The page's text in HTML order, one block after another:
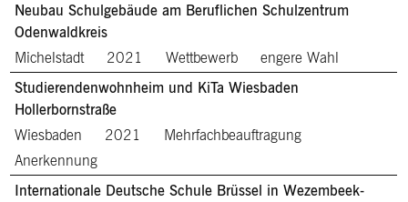
Neubau Schulgebäude am Beruflichen Schulzentrum
Odenwaldkreis
Michelstadt
2021 Wettbewerb
engere Wahl
Studierendenwohnheim und KiTa Wiesbaden
Hollerbornstraße
Wiesbaden
2021
Mehrfachbeauftragung
Anerkennung
Internationale Deutsche Schule Brüssel in Wezembeek-